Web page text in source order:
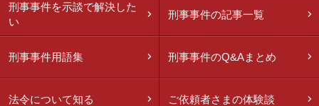
刑事事件を示談で解決した
い
刑事事件の記事一覧
刑事事件用語集 刑事事件のQ&Aまとめ
法令について知る ご依頼者さまの体験談